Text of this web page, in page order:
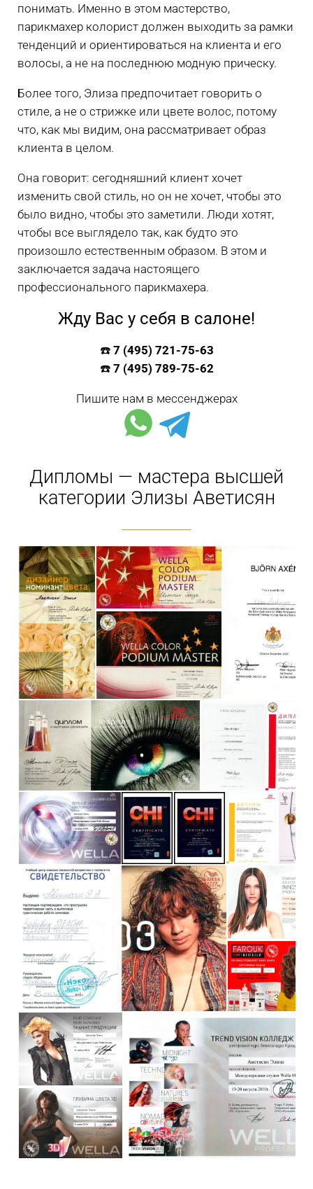
понимать. Именно в этом мастерство,
парикмахер колорист должен выходить за рамки
тенденций и ориентироваться на клиента и его
волосы, а не на последнюю модную прическу.
Более того, Элиза предпочитает говорить о
стиле, а не о стрижке или цвете волос, потому
что, как мы видим, она рассматривает образ
клиента в целом.
Она говорит: сегодняшний клиент хочет
изменить свой стиль, но он не хочет, чтобы это
было видно, чтобы это заметили. Люди хотят,
чтобы все выглядело так, как будто это
произошло естественным образом. В этом и
заключается задача настоящего
профессионального парикмахера.
Жду Вас у себя в салоне!
☎️ 7 (495) 721-75-63
☎️ 7 (495) 789-75-62
Пишите нам в мессенджерах
Дипломы — мастера высшей
категории Элизы Аветисян